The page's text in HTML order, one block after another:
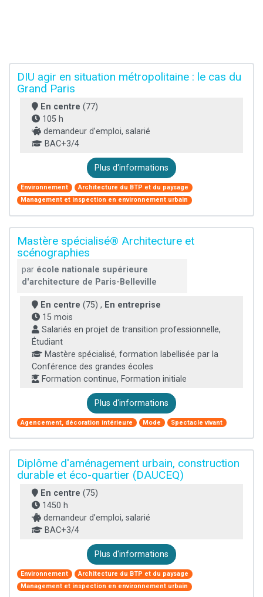
DIU agir en situation métropolitaine : le cas du
Grand Paris
En centre (77)
105 h
demandeur d’emploi, salarié
BAC+3/4
Plus d'informations
Environnement
Architecture du BTP et du paysage
Management et inspection en environnement urbain
Mastère spécialisé® Architecture et
scénographies
par école nationale supérieure
d'architecture de Paris-Belleville
En centre (75) , En entreprise
15 mois
Salariés en projet de transition professionnelle,
Étudiant
Mastère spécialisé, formation labellisée par la
Conférence des grandes écoles
Formation continue, Formation initiale
Plus d'informations
Agencement, décoration intérieure Mode Spectacle vivant
Diplôme d'aménagement urbain, construction
durable et éco-quartier (DAUCEQ)
En centre (75)
1450 h
demandeur d’emploi, salarié
BAC+3/4
Plus d'informations
Environnement
Architecture du BTP et du paysage
Management et inspection en environnement urbain